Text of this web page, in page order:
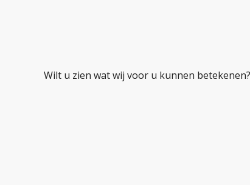
Wilt u zien wat wij voor u kunnen